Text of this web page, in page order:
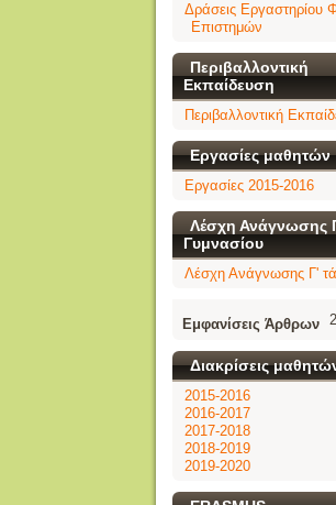
Δράσεις Εργαστηρίου
Επιστημών
Περιβαλλοντική
Εκπαίδευση
Περιβαλλοντική
Εργασίες μαθητών
Εργασίες 2015-2016
Λέσχη Ανάγνωσης
Γυμνασίου
Λέσχη Ανάγνωσης Γ'
Εμφανίσεις Άρθρων
Διακρίσεις
2015-2016
2016-2017
2017-2018
2018-2019
2019-2020